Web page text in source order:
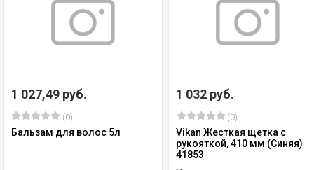
1 027,49 руб.
(0)
Бальзам для волос 5л
1 032 руб.
(0)
Vikan Жесткая щетка с
рукояткой, 410 мм (Синяя)
41853